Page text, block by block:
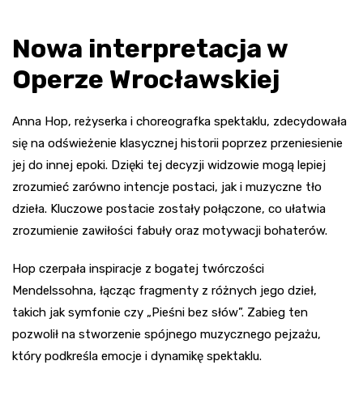
Nowa interpretacja w
Operze Wrocławskiej
Anna Hop, reżyserka i choreografka spektaklu, zdecydowała
się na odświeżenie klasycznej historii poprzez przeniesienie
jej do innej epoki. Dzięki tej decyzji widzowie mogą lepiej
zrozumieć zarówno intencje postaci, jak i muzyczne tło
dzieła. Kluczowe postacie zostały połączone, co ułatwia
zrozumienie zawiłości fabuły oraz motywacji bohaterów.
Hop czerpała inspiracje z bogatej twórczości
Mendelssohna, łącząc fragmenty z różnych jego dzieł,
takich jak symfonie czy „Pieśni bez słów”. Zabieg ten
pozwolił na stworzenie spójnego muzycznego pejzażu,
który podkreśla emocje i dynamikę spektaklu.